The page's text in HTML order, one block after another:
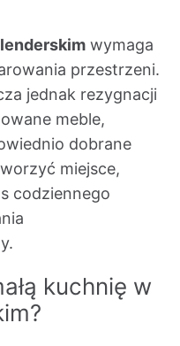
wymaga
przestrzeni.
jednak rezygnacji
meble,
dobrane
miejsce,
codziennego
kuchnię w